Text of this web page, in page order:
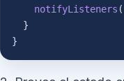
    notifyListeners
  }
}